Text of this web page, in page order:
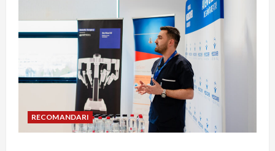
RECOMANDARI